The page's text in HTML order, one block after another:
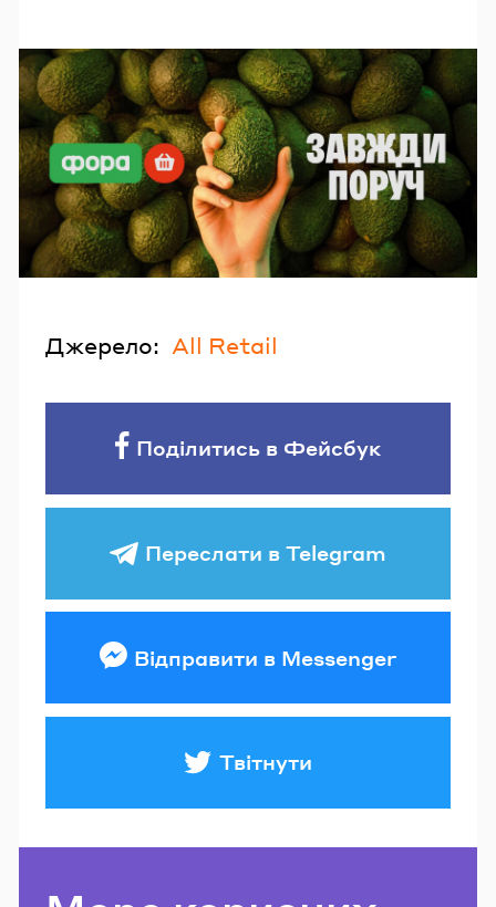
Джерело: All Retail
Поділитись в Фейсбук
Переслати в Telegram
Відправити в Messenger
Твітнути